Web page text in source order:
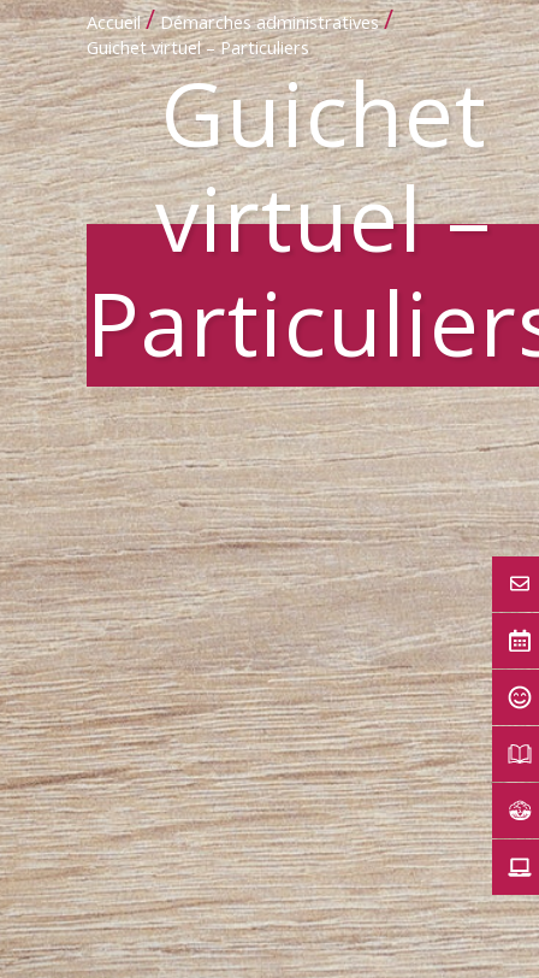
Accueil / Démarches administratives /
Guichet virtuel – Particuliers
Guichet
virtuel –